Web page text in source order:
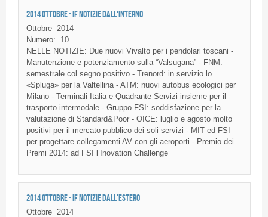
2014 OTTOBRE - IF NOTIZIE DALL'INTERNO
Ottobre 2014
Numero:
10
NELLE NOTIZIE: Due nuovi Vivalto per i pendolari toscani -
Manutenzione e potenziamento sulla “Valsugana” - FNM:
semestrale col segno positivo - Trenord: in servizio lo
«Spluga» per la Valtellina - ATM: nuovi autobus ecologici per
Milano - Terminali Italia e Quadrante Servizi insieme per il
trasporto intermodale - Gruppo FSI: soddisfazione per la
valutazione di Standard&Poor - OICE: luglio e agosto molto
positivi per il mercato pubblico dei soli servizi - MIT ed FSI
per progettare collegamenti AV con gli aeroporti - Premio dei
Premi 2014: ad FSI l’Inovation Challenge
2014 OTTOBRE - IF NOTIZIE DALL'ESTERO
Ottobre
2014